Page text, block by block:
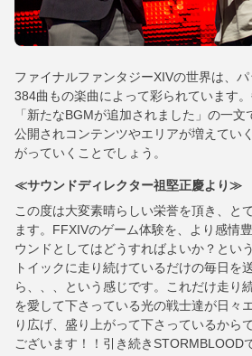
ファイナルファンタジーXIVの世界は、
384曲もの楽曲によって彩られています
「新たなBGMが追加されました」の一
公開されコンテンツやエリアが増えてい
がっていくことでしょう。
≪サウンドディレクター祖堅正慶より≫
この度は大変素晴らしい栄誉を頂き、と
ます。FFXIVのゲーム体験を、より感情
ウンドとしてはどうすればよいか？とい
トイックに走り続けているだけの毎日を
ら、、、という感じです。これだけ走り
を愛して下さっている光の戦士達が日々
り広げ、盛り上がって下さっているから
ございます！！引き続きSTORMBLOOD